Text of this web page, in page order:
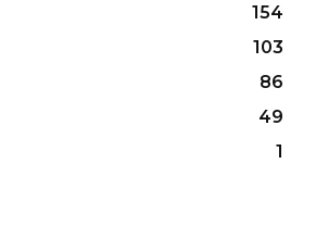
154
103
86
49
1